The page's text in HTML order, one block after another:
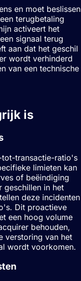
en moet beslissen
terugbetaling
activeert het
signaal terug
aan dat het geschil
wordt verhinderd
van een technische
is
transactie-ratio's
limieten kan
of beëindiging
geschillen in het
deze incidenten
Dit proactieve
een hoog volume
behouden,
verstoring van het
wordt voorkomen.